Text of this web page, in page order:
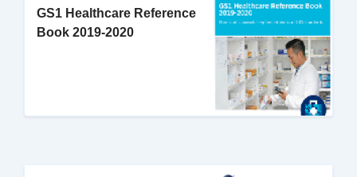
GS1 Healthcare Reference
Book 2019-2020